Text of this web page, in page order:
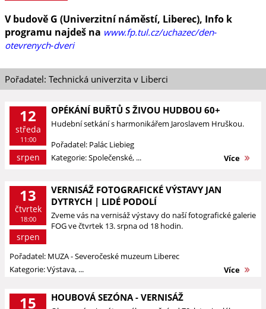
V budově G (Univerzitní náměstí, Liberec), Info k
programu najdeš na www.fp.tul.cz/uchazec/den‐
otevrenych‐dveri
Pořadatel: Technická univerzita v Liberci
12
středa
11:00
srpen
OPÉKÁNÍ BUŘTŮ S ŽIVOU HUDBOU 60+
Hudební setkání s harmonikářem Jaroslavem Hruškou.
Pořadatel: Palác Liebieg
Kategorie: Společenské, ...
Více
13
čtvrtek
18:00
srpen
VERNISÁŽ FOTOGRAFICKÉ VÝSTAVY JAN
DYTRYCH | LIDÉ PODOLÍ
Zveme vás na vernisáž výstavy do naší fotografické galerie
FOG ve čtvrtek 13. srpna od 18 hodin.
Pořadatel: MUZA - Severočeské muzeum Liberec
Kategorie: Výstava, ...
Více
15 HOUBOVÁ SEZÓNA - VERNISÁŽ